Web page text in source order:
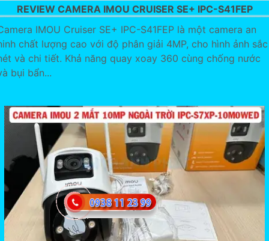
REVIEW CAMERA IMOU CRUISER SE+ IPC-S41FEP
IMOU Cruiser SE+ IPC-S41FEP là một camera an
chất lượng cao với độ phân giải 4MP, cho hình ảnh sắc
và chi tiết. Khả năng quay xoay 360 cùng chống nước
bụi bẩn...